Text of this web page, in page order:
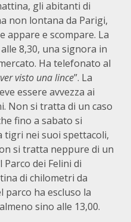
gli abitanti di
non lontana da Parigi,
appare e scompare. La
8,30, una signora in
Ha telefonato al
visto una lince”. La
essere avvezza ai
Non si tratta di un caso
fino a sabato si
tigri nei suoi spettacoli,
si tratta neppure di un
dei Felini di
di chilometri da
parco ha escluso la
sino alle 13,00.